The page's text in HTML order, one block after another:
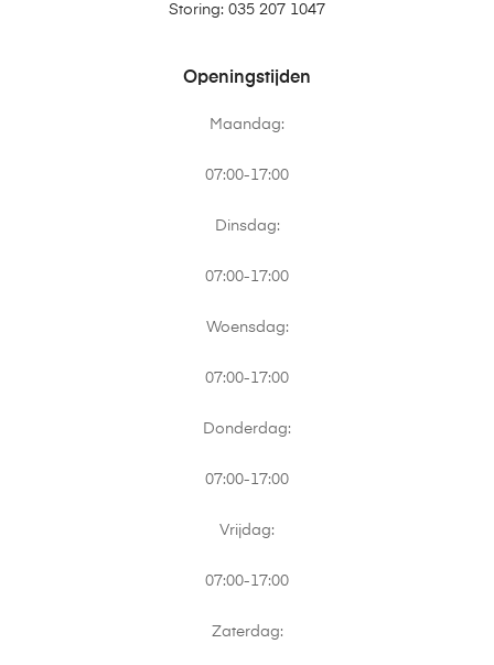
Storing: 035 207 1047
Openingstijden
Maandag:
07:00-17:00
Dinsdag:
07:00-17:00
Woensdag:
07:00-17:00
Donderdag:
07:00-17:00
Vrijdag:
07:00-17:00
Zaterdag: